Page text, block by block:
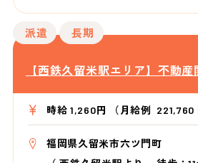
派遣 長期
【西鉄久留米駅エリア】不動
時給 1,260円 （月給例 221,760
福岡県久留米市六ツ門町